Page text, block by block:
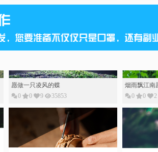
愿做一只凌风的蝶
0
0 9 35853
烟雨飘江南
0
0 2